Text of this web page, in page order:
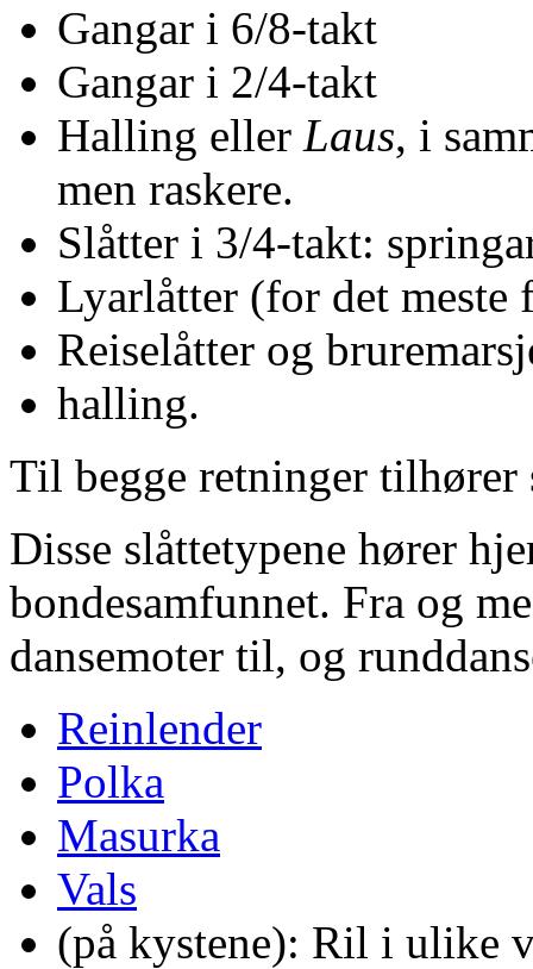
Gangar i 6/8-takt
Gangar i 2/4-takt
Halling eller Laus, i
men raskere.
Slåtter i 3/4-takt:
Lyarlåtter (for det meste
Reiselåtter og
halling.
Til begge retninger tilhører
Disse slåttetypene hører
bondesamfunnet. Fra og
dansemoter til, og
Reinlender
Polka
Masurka
Vals
(på kystene): Ril i ulike